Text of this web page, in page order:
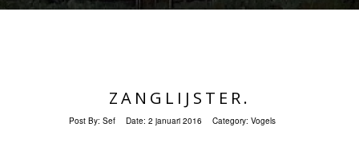
ZANGLIJSTER.
Post By: Sef Date: 2 januari 2016 Category: Vogels